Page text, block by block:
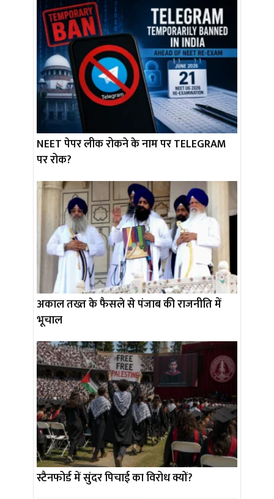
NEET पेपर लीक रोकने के नाम पर TELEGRAM
पर रोक?
अकाल तख्त के फैसले से पंजाब की राजनीति में
भूचाल
स्टैनफोर्ड में सुंदर पिचाई का विरोध क्यों?